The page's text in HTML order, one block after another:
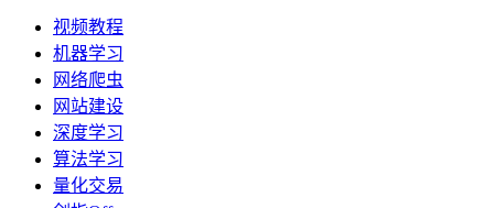
视频教程
机器学习
网络爬虫
网站建设
深度学习
算法学习
量化交易